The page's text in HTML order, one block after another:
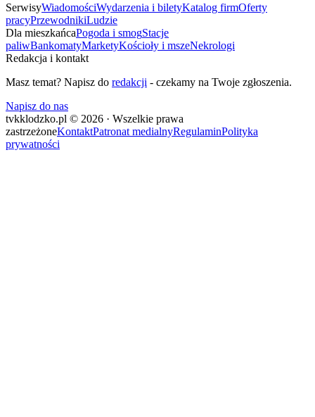
SerwisyWiadomościWydarzenia i biletyKatalog firmOferty
pracyPrzewodnikiLudzie
Dla mieszkańcaPogoda i smogStacje
paliwBankomatyMarketyKościoły i mszeNekrologi
Redakcja i kontakt
Masz temat? Napisz do redakcji - czekamy na Twoje zgłoszenia.
Napisz do nas
tvkklodzko.pl © 2026 · Wszelkie prawa
zastrzeżoneKontaktPatronat medialnyRegulaminPolityka
prywatności